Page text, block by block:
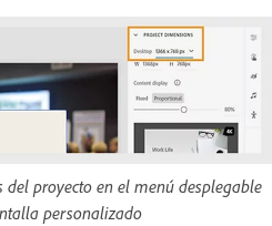
del proyecto en el menú desplegable
personalizado